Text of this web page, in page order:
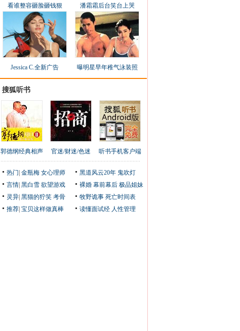
看谁整容砸脸砸钱狠 潘霜霜后台笑台上哭
Jessica C.全新广告 曝明星早年稚气泳装照
搜狐听书
郭德纲经典相声 官迷/财迷/色迷 听书手机客户端
热门 金瓶梅 女心理师 黑道风云20年 鬼吹灯
言情 黑白雪 欲望游戏 裸婚 幕前幕后 极品姐妹
灵异 黑猫的狞笑 考骨 牧野诡事 死亡时间表
推荐 宝贝这样做真棒 读懂面试经 人性管理